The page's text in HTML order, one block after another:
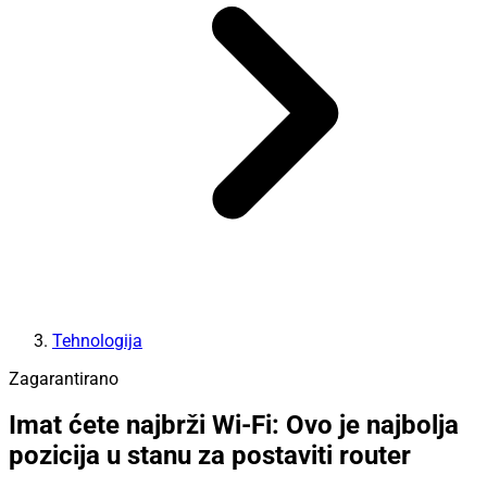
Tehnologija
Zagarantirano
Imat ćete najbrži Wi-Fi: Ovo je najbolja
pozicija u stanu za postaviti router